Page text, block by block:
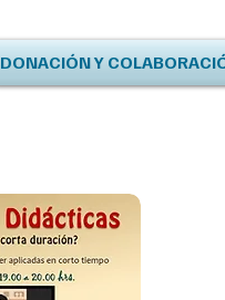
DONACIÓN Y